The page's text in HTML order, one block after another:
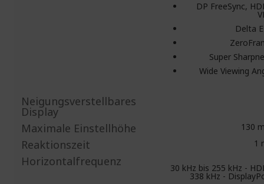
DP FreeSync,
Delta
Super
Wide Viewing
Neigungsverstellbares
Display
Maximale Einstellhöhe 130
Reaktionszeit 1
Horizontalfrequenz 30 kHz bis 255 kHz -
338 kHz -